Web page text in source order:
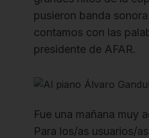
pusieron banda
contamos con las
presidente de AFAR.
Fue una mañana muy
Para los/as usuarios/